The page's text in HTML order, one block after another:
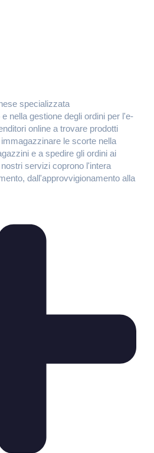
specializzata
nella gestione degli ordini per l'e-
online a trovare prodotti
le scorte nella
e a spedire gli ordini ai
servizi coprono l'intera
dall'approvvigionamento alla